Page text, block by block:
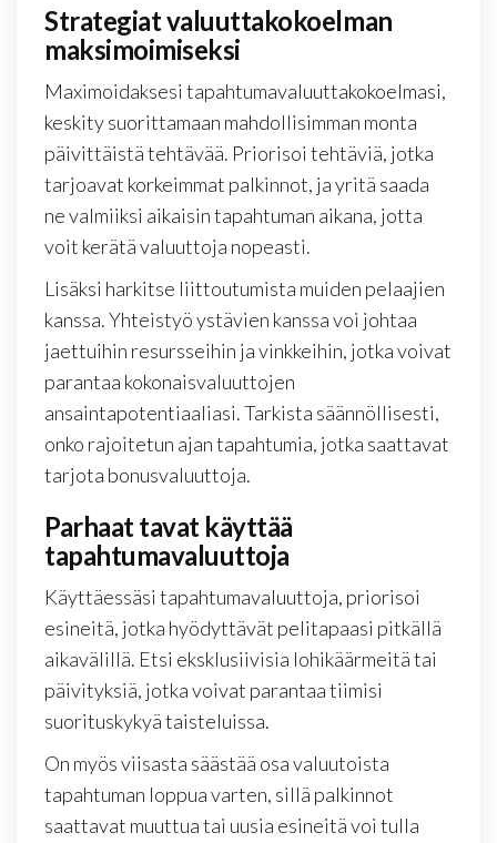
Strategiat valuuttakokoelman
maksimoimiseksi
Maximoidaksesi tapahtumavaluuttakokoelmasi,
keskity suorittamaan mahdollisimman monta
päivittäistä tehtävää. Priorisoi tehtäviä, jotka
tarjoavat korkeimmat palkinnot, ja yritä saada
ne valmiiksi aikaisin tapahtuman aikana, jotta
voit kerätä valuuttoja nopeasti.
Lisäksi harkitse liittoutumista muiden pelaajien
kanssa. Yhteistyö ystävien kanssa voi johtaa
jaettuihin resursseihin ja vinkkeihin, jotka voivat
parantaa kokonaisvaluuttojen
ansaintapotentiaaliasi. Tarkista säännöllisesti,
onko rajoitetun ajan tapahtumia, jotka saattavat
tarjota bonusvaluuttoja.
Parhaat tavat käyttää
tapahtumavaluuttoja
Käyttäessäsi tapahtumavaluuttoja, priorisoi
esineitä, jotka hyödyttävät pelitapaasi pitkällä
aikavälillä. Etsi eksklusiivisia lohikäärmeitä tai
päivityksiä, jotka voivat parantaa tiimisi
suorituskykyä taisteluissa.
On myös viisasta säästää osa valuutoista
tapahtuman loppua varten, sillä palkinnot
saattavat muuttua tai uusia esineitä voi tulla